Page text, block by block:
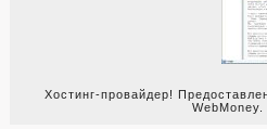
Хостинг-провайдер!